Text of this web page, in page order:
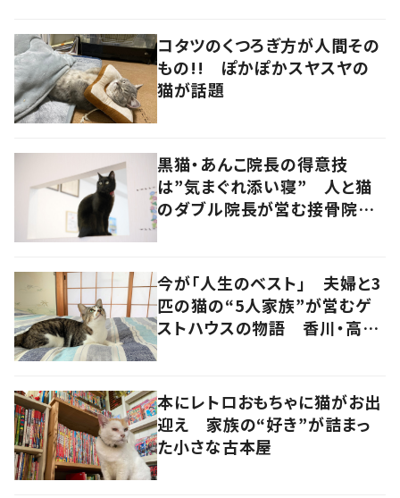
コタツのくつろぎ方が人間その
もの!! ぽかぽかスヤスヤの
猫が話題
黒猫・あんこ院長の得意技
は”気まぐれ添い寝” 人と猫
のダブル院長が営む接骨院
今が「人生のベスト」 夫婦と3
匹の猫の“5人家族”が営むゲ
ストハウスの物語 香川・高松
本にレトロおもちゃに猫がお出
迎え 家族の“好き”が詰まっ
た小さな古本屋